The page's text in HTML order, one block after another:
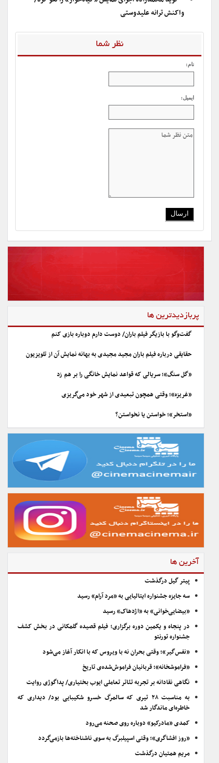
واکنش ترانه علیدوستی
نظر شما
نام:
ایمیل:
پربازدیدترین ها
گفت‌وگو با بازیگر فیلم باران/ دوست دارم دوباره بازی کنم
حقایقی درباره فیلم باران مجید مجیدی به بهانه نمایش آن از تلویزیون
«گل سنگ»؛ سریالی که قواعد نمایش خانگی را بر هم زد
«غریزه»؛ وقتی همچون تبعیدی از شهر خود می‌گریزی
«استخر»؛ خواستن یا نخواستن؟
آخرین ها
پیتر گیل درگذشت
سه جایزه جشنواره ایتالیایی به «مرد آرام» رسید
«بیضایی‌خوانی» به «اژدهاک» رسید
در پنجاه و یکمین دوره برگزاری؛ فیلم قصیده گلمکانی در بخش کشف
جشنواره تورنتو
«نفس‌گیر»؛ وقتی بحران نه با ویروس که با انکار آغاز می‌شود
«فراموشخانه»؛ قربانیان فراموش‌شده‌ی تاریخ
نگاهی نقادانه بر تجربه تئاتر تعاملی ایوب بختیاری/ پداگوژی روایت
به مناسبت ۲۸ تیری که سالمرگ خسرو شکیبایی بود/ دیداری که
خاطره‌ای ماندگار شد
کمدی «مادرکیو» دوباره روی صحنه می‌رود
«روز افشاگری»؛ وقتی اسپیلبرگ به سوی ناشناخته‌ها بازمی‌گردد
مریم همتیان درگذشت